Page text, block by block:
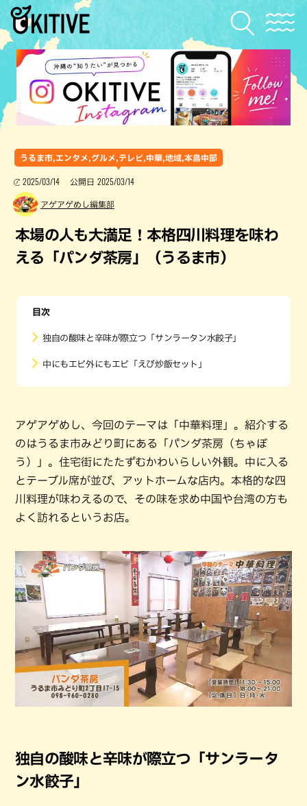
うるま市,エンタメ,グルメ,テレビ,中華,地域,本島中部
2025/03/14 公開日 2025/03/14
アゲアゲめし編集部
本場の人も大満足！本格四川料理を味わ
える「パンダ茶房」（うるま市）
目次
独自の酸味と辛味が際立つ「サンラータン水餃子」
中にもエビ外にもエビ「えび炒飯セット」
アゲアゲめし、今回のテーマは「中華料理」。紹介する
のはうるま市みどり町にある「パンダ茶房（ちゃぼ
う）」。住宅街にたたずむかわいらしい外観。中に入る
とテーブル席が並び、アットホームな店内。本格的な四
川料理が味わえるので、その味を求め中国や台湾の方も
よく訪れるというお店。
独自の酸味と辛味が際立つ「サンラータ
ン水餃子」